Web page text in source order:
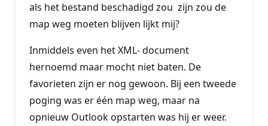
als het bestand beschadigd zou zijn zou de
map weg moeten blijven lijkt mij?
Inmiddels even het XML- document
hernoemd maar mocht niet baten. De
favorieten zijn er nog gewoon. Bij een tweede
poging was er één map weg, maar na
opnieuw Outlook opstarten was hij er weer.